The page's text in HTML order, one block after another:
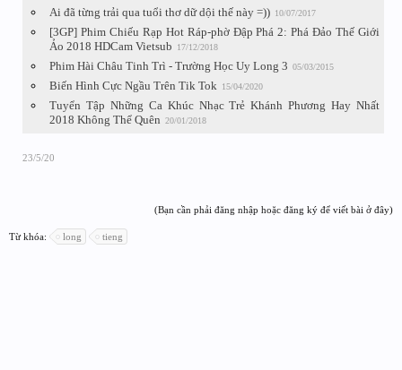
Ai đã từng trải qua tuổi thơ dữ dội thế này =)) 10/07/2017
[3GP] Phim Chiếu Rạp Hot Ráp-phờ Đập Phá 2: Phá Đảo Thế Giới
Ảo 2018 HDCam Vietsub
17/12/2018
Phim Hài Châu Tinh Trì - Trường Học Uy Long 3 05/03/2015
Biến Hình Cực Ngầu Trên Tik Tok 15/04/2020
Tuyển Tập Những Ca Khúc Nhạc Trẻ Khánh Phương Hay Nhất
2018 Không Thể Quên 20/01/2018
23/5/20
(Bạn cần phải đăng nhập hoặc đăng ký để viết bài ở đây)
Từ khóa: long tieng